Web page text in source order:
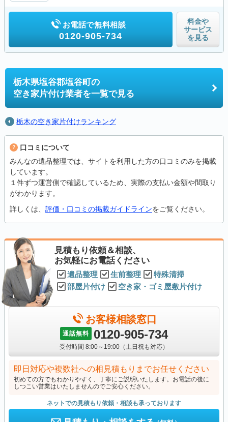
お電話で無料相談
0120-905-734
料金や
サービス
を見る
栃木県塩谷郡塩谷町の
空き家片付け業者を一覧で見る
栃木の空き家片付けランキング
口コミについて
みんなの遺品整理では、サイトを利用した方の口コミのみを掲載
しています。
１件ずつ運営側で確認しているため、実際の支払い金額や間取り
がわかります。
詳しくは、 評価・口コミの掲載ガイドラインをご覧ください。
見積もり依頼＆相談、
お気軽にお電話ください
遺品整理 生前整理
特殊清掃
部屋片付け
空き家・ゴミ屋敷片付け
お客様相談窓口
通話無料 0120-905-734
受付時間 8:00～19:00（土日祝も対応）
即日対応や複数社への相見積もりまでお任せください
初めての方でもわかりやすく、丁寧にご説明いたします。お電話の後に
しつこい営業はいたしませんのでご安心ください。
ネットでの見積もり依頼・相談も承っております